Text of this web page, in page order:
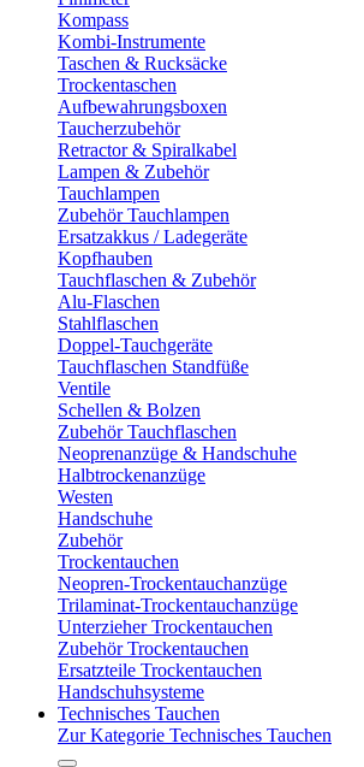
Kompass
Kombi-Instrumente
Taschen & Rucksäcke
Trockentaschen
Aufbewahrungsboxen
Taucherzubehör
Retractor & Spiralkabel
Lampen & Zubehör
Tauchlampen
Zubehör Tauchlampen
Ersatzakkus / Ladegeräte
Kopfhauben
Tauchflaschen & Zubehör
Alu-Flaschen
Stahlflaschen
Doppel-Tauchgeräte
Tauchflaschen Standfüße
Ventile
Schellen & Bolzen
Zubehör Tauchflaschen
Neoprenanzüge & Handschuhe
Halbtrockenanzüge
Westen
Handschuhe
Zubehör
Trockentauchen
Neopren-Trockentauchanzüge
Trilaminat-Trockentauchanzüge
Unterzieher Trockentauchen
Zubehör Trockentauchen
Ersatzteile Trockentauchen
Handschuhsysteme
Technisches Tauchen
Zur Kategorie Technisches Tauchen